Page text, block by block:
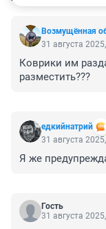
Возмущëнная
31 августа
Коврики им
разместить???
едкийнатрий
31 августа
Я же
Гость
31 августа